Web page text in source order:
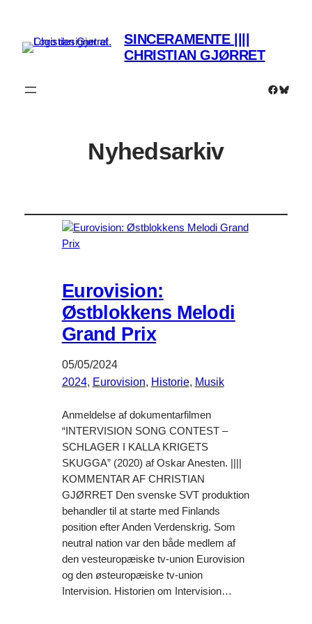
SINCERAMENTE ||||
CHRISTIAN GJØRRET
Nyhedsarkiv
Eurovision:
Østblokkens Melodi
Grand Prix
05/05/2024
2024, Eurovision, Historie, Musik
Anmeldelse af dokumentarfilmen
“INTERVISION SONG CONTEST –
SCHLAGER I KALLA KRIGETS
SKUGGA” (2020) af Oskar Anesten. ||||
KOMMENTAR AF CHRISTIAN
GJØRRET Den svenske SVT produktion
behandler til at starte med Finlands
position efter Anden Verdenskrig. Som
neutral nation var den både medlem af
den vesteuropæiske tv-union Eurovision
og den østeuropæiske tv-union
Intervision. Historien om Intervision…